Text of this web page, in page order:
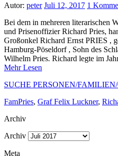
Autor: peter Juli 12, 2017 1
Bei dem in mehreren literarischen
und Prisenoffizier Richard Pries,
Großonkel Richard Ernst PRIES ,
Hamburg-Pöseldorf , Sohn des
Wilhelm Pries. Richard legte im
Mehr Lesen
SUCHE PERSONEN/
FamPries, Graf Felix Luckner,
Archiv
Archiv
Meta